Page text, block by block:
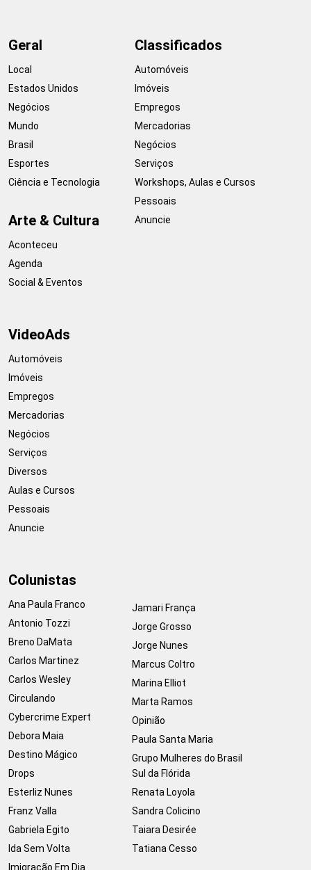
Geral
Local
Estados Unidos
Negócios
Mundo
Brasil
Esportes
Ciência e Tecnologia
Arte & Cultura
Aconteceu
Agenda
Social & Eventos
Classificados
Automóveis
Imóveis
Empregos
Mercadorias
Negócios
Serviços
Workshops, Aulas e Cursos
Pessoais
Anuncie
VideoAds
Automóveis
Imóveis
Empregos
Mercadorias
Negócios
Serviços
Diversos
Aulas e Cursos
Pessoais
Anuncie
Colunistas
Ana Paula Franco
Antonio Tozzi
Breno DaMata
Carlos Martinez
Carlos Wesley
Circulando
Cybercrime Expert
Debora Maia
Destino Mágico
Drops
Esterliz Nunes
Franz Valla
Gabriela Egito
Ida Sem Volta
Imigração Em Dia
Jamari França
Jorge Grosso
Jorge Nunes
Marcus Coltro
Marina Elliot
Marta Ramos
Opinião
Paula Santa Maria
Grupo Mulheres do Brasil
Sul da Flórida
Renata Loyola
Sandra Colicino
Taiara Desirée
Tatiana Cesso